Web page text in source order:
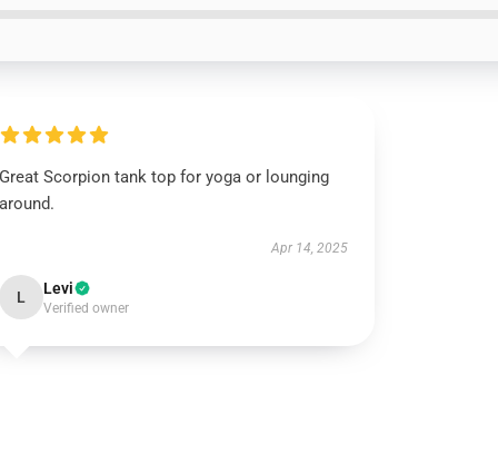
Great Scorpion tank top for yoga or lounging
around.
Apr 14, 2025
L Levi
Verified owner